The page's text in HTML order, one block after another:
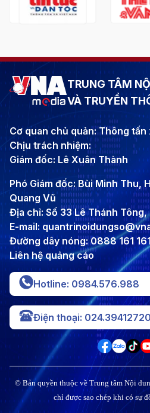
TRUNG TÂM
VÀ TRUYỀN
Cơ quan chủ quản: Thông tấn
Chịu trách nhiệm:
Giám đốc: Lê Xuân Thành
Phó Giám đốc: Bùi Minh Thu,
Quang Vũ
Địa chỉ: Số 33 Lê Thánh Tông,
E-mail:
Đường dây nóng: 0888 161
Liên hệ quảng cáo
Hotline: 0984.576.988
Điện thoại: 024.39412720
© Bản quyền thuộc về Trung tâm Nội
chỉ được sao chép khi có sự